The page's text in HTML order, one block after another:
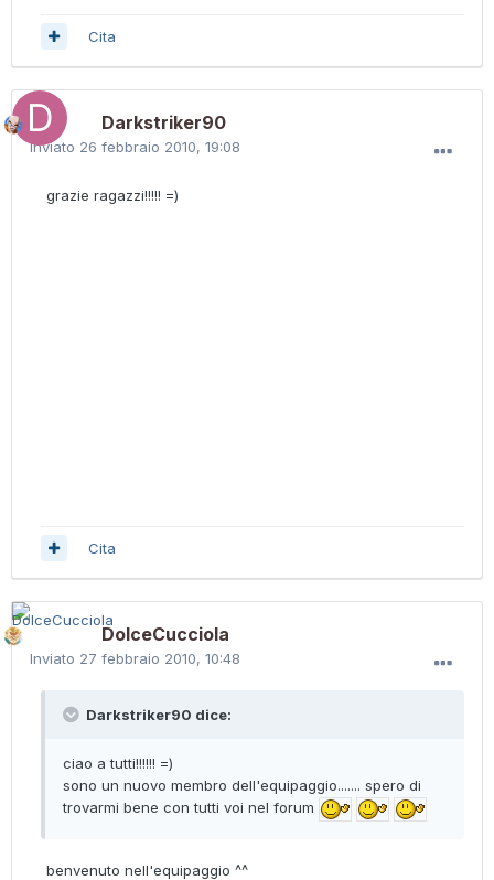
Cita
Darkstriker90
Inviato 26 febbraio 2010, 19:08
grazie ragazzi!!!!! =)
Cita
DolceCucciola
Inviato 27 febbraio 2010, 10:48
Darkstriker90 dice:
ciao a tutti!!!!!! =)
sono un nuovo membro dell'equipaggio....... spero di
trovarmi bene con tutti voi nel forum
benvenuto nell'equipaggio ^^